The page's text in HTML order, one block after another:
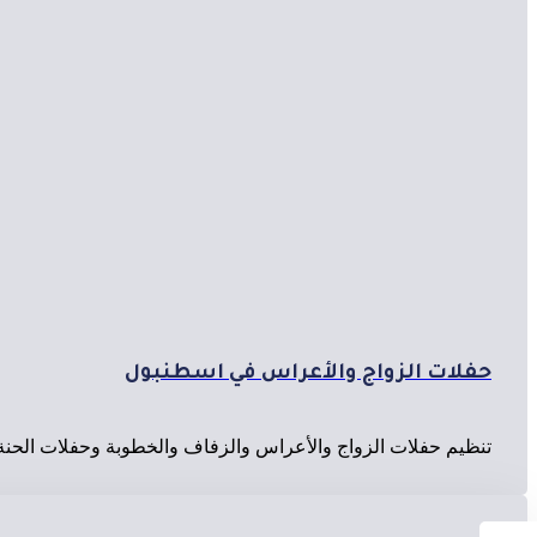
حفلات الزواج والأعراس في اسطنبول
تنظيم حفلات الزواج والأعراس والزفاف والخطوبة وحفلات